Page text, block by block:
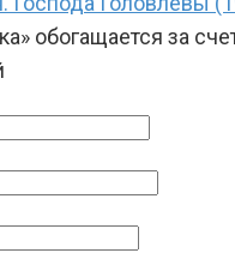
обогащается за